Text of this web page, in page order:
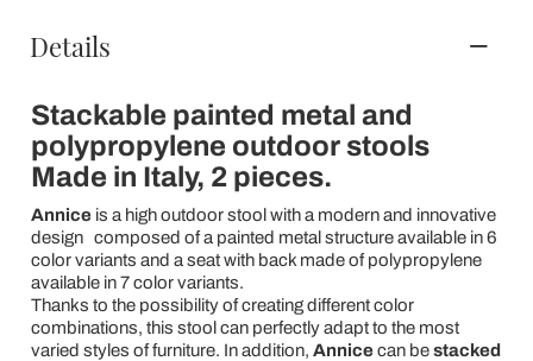
Details
Stackable painted metal and
polypropylene outdoor stools
Made in Italy, 2 pieces.
Anniceis a high outdoor stool with a modern and innovative
design composed of a painted metal structure available in 6
color variants and a seat with back made of polypropylene
available in 7 color variants.
Thanks to the possibility of creating different color
combinations, this stool can perfectly adapt to the most
varied styles of furniture. In addition, Annicecan bestacked